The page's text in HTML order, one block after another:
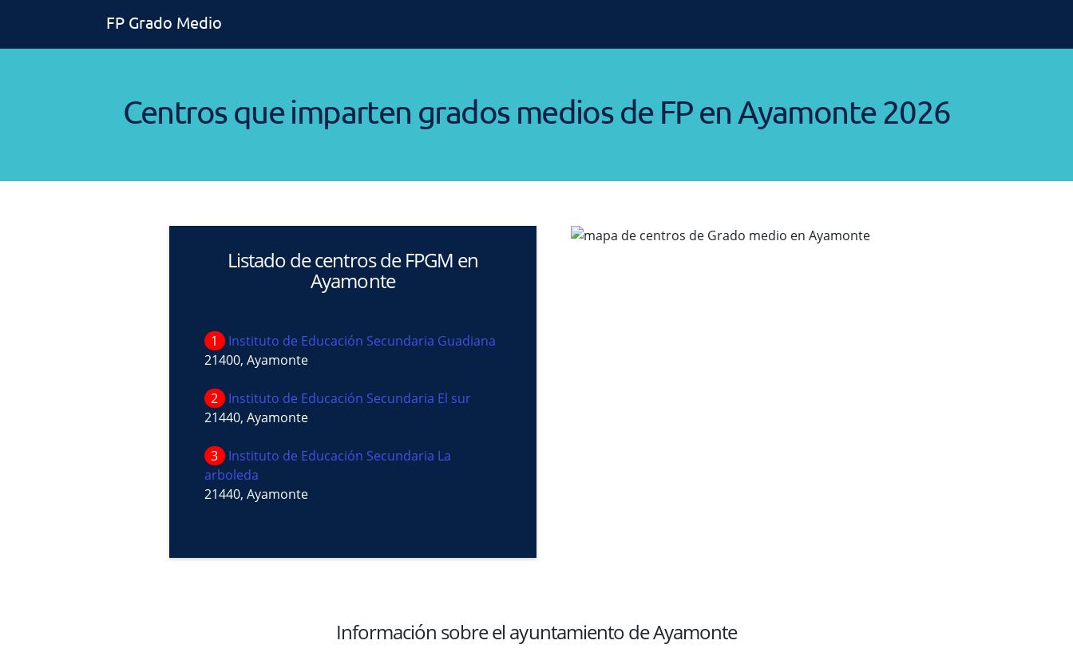
FP Grado Medio
Centros que imparten grados medios de FP en Ayamonte 2026
Listado de centros de FPGM en
Ayamonte
1
Instituto de Educación Secundaria Guadiana
21400, Ayamonte
2
Instituto de Educación Secundaria El sur
21440, Ayamonte
3
Instituto de Educación Secundaria La
arboleda
21440, Ayamonte
Información sobre el ayuntamiento de Ayamonte